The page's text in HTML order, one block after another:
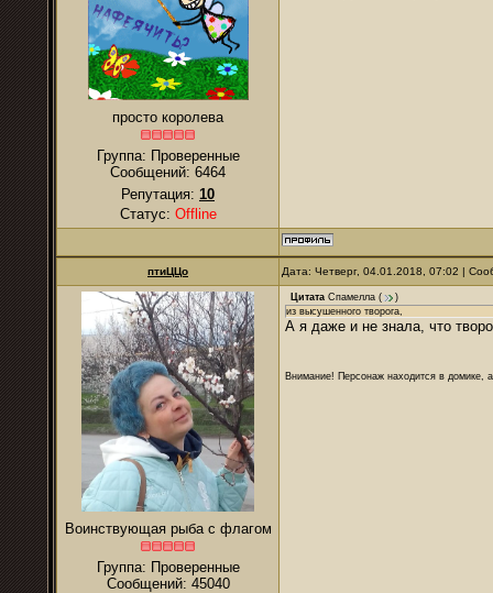
просто королева
Группа: Проверенные
Сообщений: 6464
Репутация: 10
Статус: Offline
птиЦЦо Дата: Четверг, 04.01.2018, 07:02 |
Воинствующая рыба с флагом
Группа: Проверенные
Сообщений: 45040
Цитата Спамелла (
)
из высушенного творога,
А я даже и не знала, что
Внимание! Персонаж находится в домике,